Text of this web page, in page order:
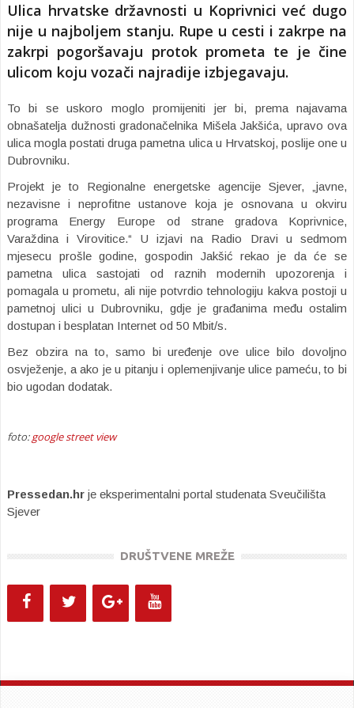
Ulica hrvatske državnosti u Koprivnici već dugo
nije u najboljem stanju. Rupe u cesti i zakrpe na
zakrpi pogoršavaju protok prometa te je čine
ulicom koju vozači najradije izbjegavaju.
To bi se uskoro moglo promijeniti jer bi, prema najavama
obnašatelja dužnosti gradonačelnika Mišela Jakšića, upravo ova
ulica mogla postati druga pametna ulica u Hrvatskoj, poslije one u
Dubrovniku.
Projekt je to Regionalne energetske agencije Sjever, „javne,
nezavisne i neprofitne ustanove koja je osnovana u okviru
programa Energy Europe od strane gradova Koprivnice,
Varaždina i Virovitice.“ U izjavi na Radio Dravi u sedmom
mjesecu prošle godine, gospodin Jakšić rekao je da će se
pametna ulica sastojati od raznih modernih upozorenja i
pomagala u prometu, ali nije potvrdio tehnologiju kakva postoji u
pametnoj ulici u Dubrovniku, gdje je građanima među ostalim
dostupan i besplatan Internet od 50 Mbit/s.
Bez obzira na to, samo bi uređenje ove ulice bilo dovoljno
osvježenje, a ako je u pitanju i oplemenjivanje ulice pameću, to bi
bio ugodan dodatak.
foto:google street view
Pressedan.hr je eksperimentalni portal studenata Sveučilišta
Sjever
DRUŠTVENE MREŽE